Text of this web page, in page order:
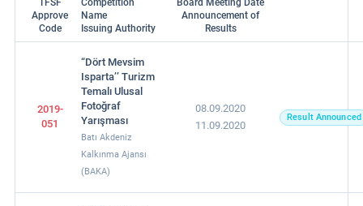
TFSF
Approve
Code
Competition
Name
Issuing Authority
Board Meeting Date
Announcement of
Results
2019-
051
“Dört Mevsim
Isparta’’ Turizm
Temalı Ulusal
Fotoğraf
Yarışması
Batı Akdeniz
Kalkınma Ajansı
(BAKA)
08.09.2020
11.09.2020
Result Announced